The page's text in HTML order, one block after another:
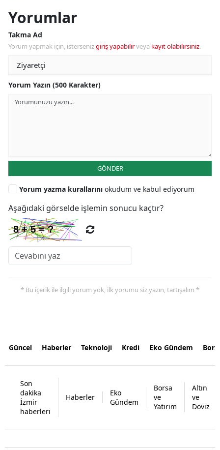
Yorumlar
Takma Ad
Yorum yapmak için, istersenizgiriş yapabilirveya kayıt olabilirsiniz.
Yorum Yazın (500 Karakter)
GÖNDER
Yorum yazma kurallarını okudum ve kabul ediyorum
Aşağıdaki görselde işlemin sonucu kaçtır?
* Bu içerik ile ilgili yorum yok, ilk yorumu siz yazın, tartışalım *
Güncel Haberler Teknoloji Kredi Eko Gündem
Son
dakika
İzmir
haberleri
Haberler
Eko
Gündem
Borsa
ve
Yatırım
Altın
ve
Döviz